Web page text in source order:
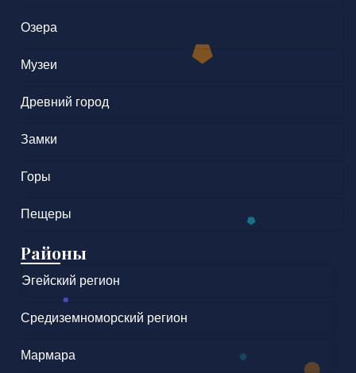
Озера
Музеи
Древний город
Замки
Горы
Пещеры
Районы
Эгейский регион
Средиземноморский регион
Мармара